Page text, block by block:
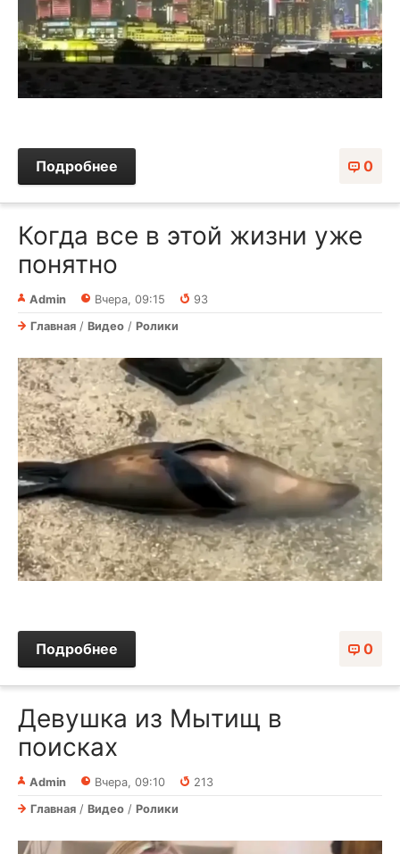
0
Подробнее
Когда все в этой жизни уже
понятно⁠⁠
Admin Вчера, 09:15
93
Главная / Видео / Ролики
0
Подробнее
Девушка из Мытищ в
поисках
Admin Вчера, 09:10
213
Главная / Видео / Ролики